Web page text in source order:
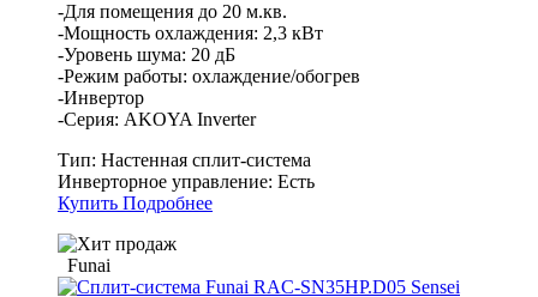
-Для помещения до 20 м.кв.
-Мощность охлаждения: 2,3 кВт
-Уровень шума: 20 дБ
-Режим работы: охлаждение/обогрев
-Инвертор
-Серия: AKOYA Inverter
Тип: Настенная сплит-система
Инверторное управление: Есть
Купить Подробнее
Funai